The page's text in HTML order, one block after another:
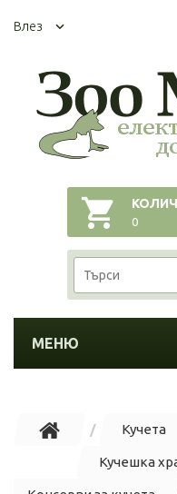
Влез
0
МЕНЮ
Кучета
Кучешка